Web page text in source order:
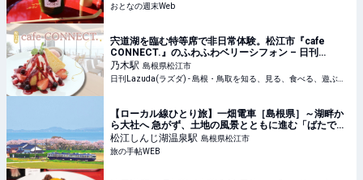
おとなの週末Web
宍道湖を臨む特等席で非日常体験。松江市『cafe
CONNECT.』のふわふわベリーシフォン – 日刊
Lazuda
乃木駅 島根県松江市
【ローカル線ひとり旅】一畑電車［島根県］～湖畔か
ら大社へ 急がず、土地の風景とともに進む「ばたで
ん」｜旅の手帖WEB
松江しんじ湖温泉駅 島根県松江市
旅の手帖WEB